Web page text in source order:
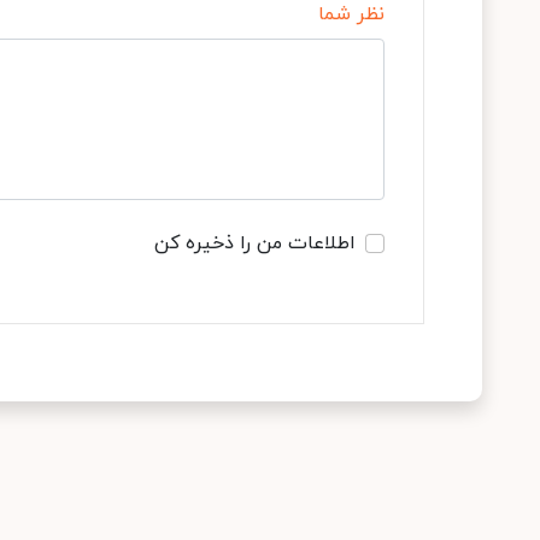
نظر شما
اطلاعات من را ذخیره کن